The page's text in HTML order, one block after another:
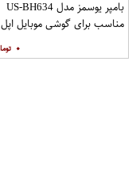
بامپر یوسمز مدل US-BH634
مناسب برای گوشی موبایل اپل
۰